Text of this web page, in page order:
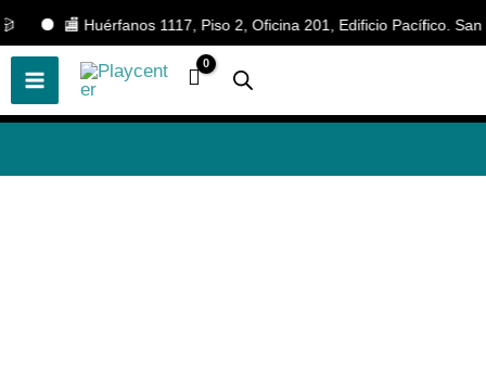
🏬 Huérfanos 1117, Piso 2, Oficina 201, Edificio Pacífico.
Ir
al
contenido
🎲¡Descubre nuestras increíbles
ofertas!🎲
📢 ¡OFERTAS! 🔥